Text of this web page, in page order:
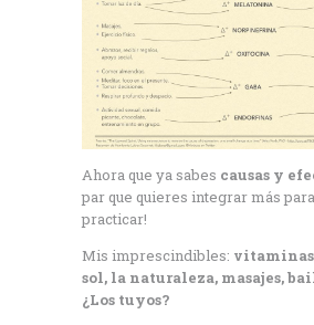
Ahora que ya sabes causas y
par que quieres integrar más
practicar!
Mis imprescindibles:
sol, la naturaleza, masajes,
¿Los tuyos?